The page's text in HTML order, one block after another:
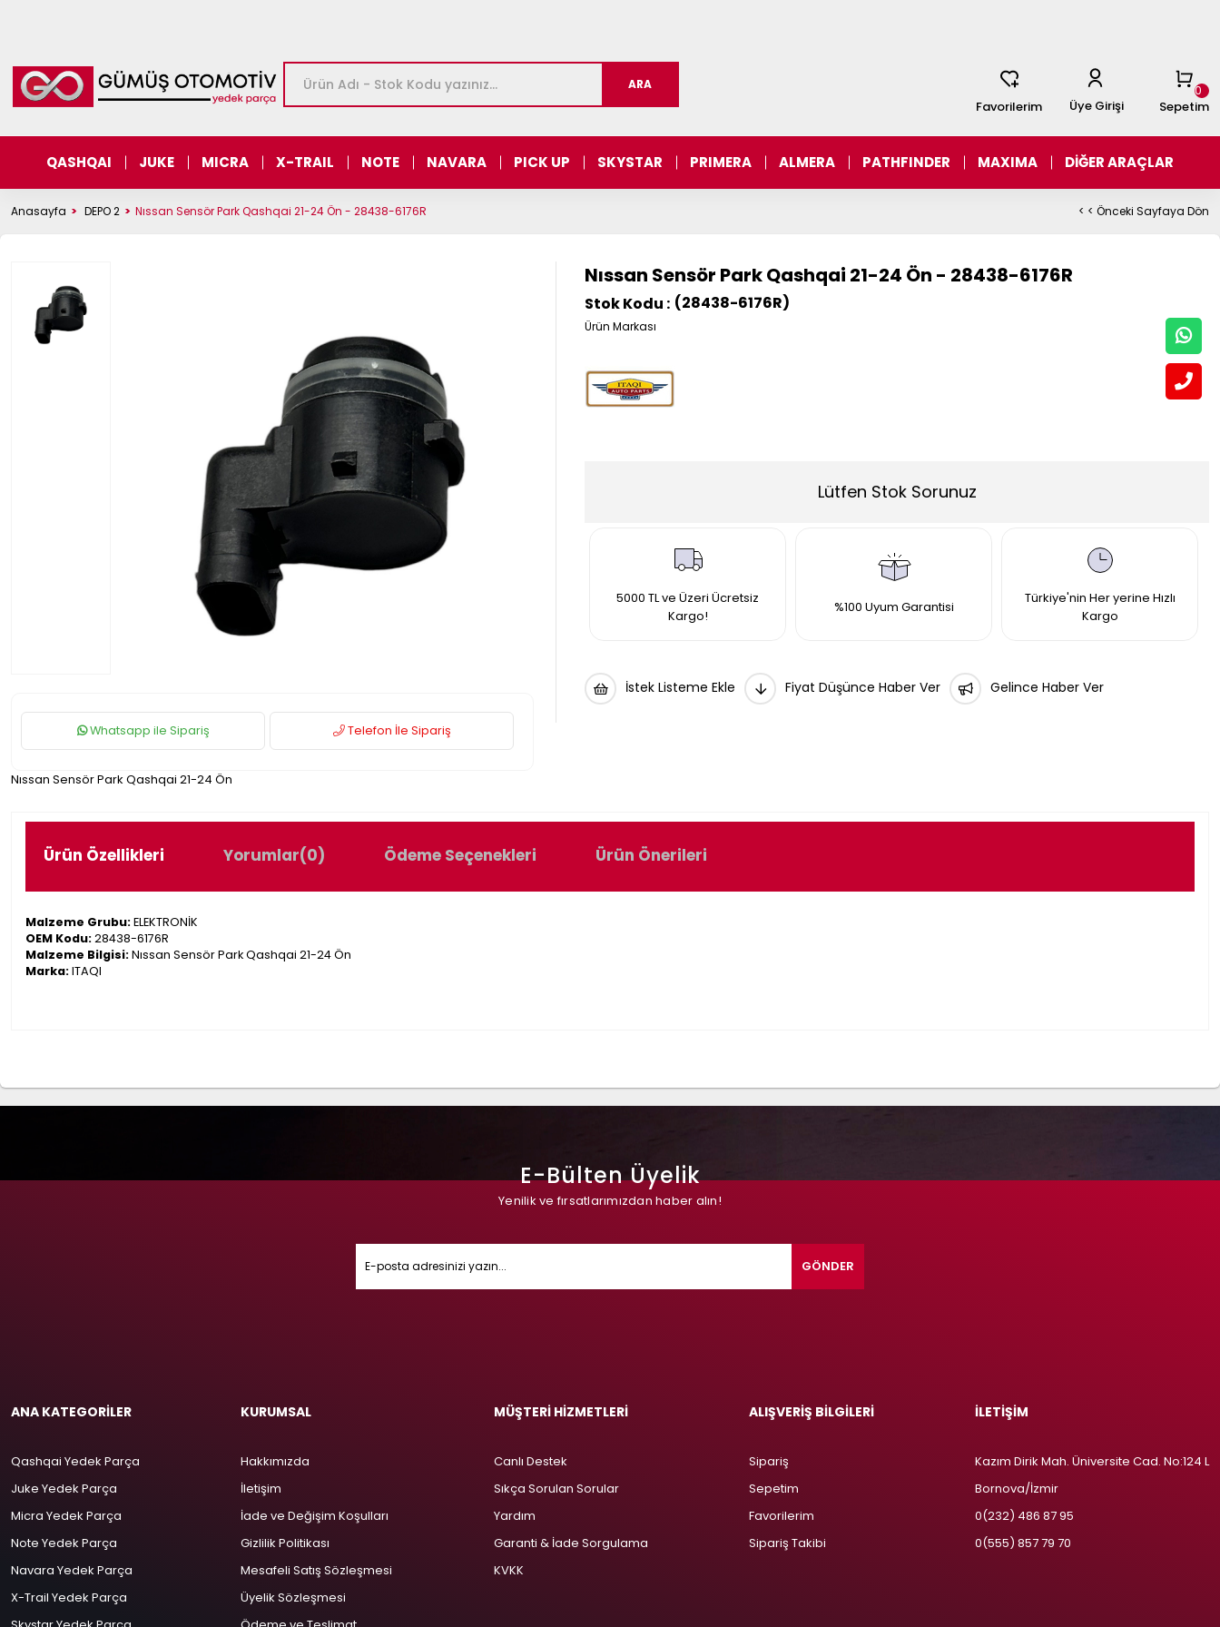
Sepetim
0
Favorilerim
Üye Girişi
QASHQAI JUKE MICRA X-TRAIL NOTE NAVARA PICK UP SKYSTAR PRIMERA ALMERA PATHFINDER MAXIMA DİĞER ARAÇLAR
Anasayfa DEPO 2 Nıssan Sensör Park Qashqai 21-24 Ön - 28438-6176R < < Önceki Sayfaya Dön
Whatsapp ile Sipariş Telefon İle Sipariş
Nıssan Sensör Park Qashqai 21-24 Ön
Nıssan Sensör Park Qashqai 21-24 Ön - 28438-6176R
(28438-6176R)
Lütfen Stok Sorunuz
5000 TL ve Üzeri Ücretsiz
Kargo!
%100 Uyum Garantisi
Türkiye'nin Her yerine Hızlı
Kargo
İstek Listeme Ekle Fiyat Düşünce Haber Ver Gelince Haber Ver
Ürün Özellikleri Yorumlar(0) Ödeme Seçenekleri Ürün Önerileri
Malzeme Grubu:ELEKTRONİK
OEM Kodu:28438-6176R
Malzeme Bilgisi:Nıssan Sensör Park Qashqai 21-24 Ön
Marka:ITAQI
E-Bülten Üyelik
Yenilik ve fırsatlarımızdan haber alın!
GÖNDER
ANA KATEGORİLER
Qashqai Yedek Parça
Juke Yedek Parça
Micra Yedek Parça
Note Yedek Parça
Navara Yedek Parça
X-Trail Yedek Parça
KURUMSAL
Hakkımızda
İletişim
İade ve Değişim Koşulları
Gizlilik Politikası
Mesafeli Satış Sözleşmesi
Üyelik Sözleşmesi
MÜŞTERİ HİZMETLERİ
Canlı Destek
Sıkça Sorulan Sorular
Yardım
Garanti & İade Sorgulama
KVKK
ALIŞVERİŞ BİLGİLERİ
Sipariş
Sepetim
Favorilerim
Sipariş Takibi
İLETİŞİM
Kazım Dirik Mah. Üniversite Cad. No:124 L
Bornova/İzmir
0(232) 486 87 95
0(555) 857 79 70